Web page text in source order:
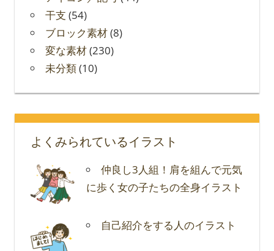
干支 (54)
ブロック素材(8)
変な素材(230)
未分類(10)
よくみられているイラスト
仲良し3人組！肩を組んで元気
に歩く女の子たちの全身イラスト
自己紹介をする人のイラスト